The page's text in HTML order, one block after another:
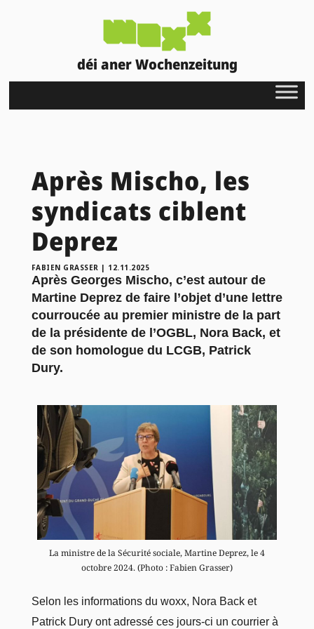
déi aner Wochenzeitung
Après Mischo, les
syndicats ciblent
Deprez
FABIEN GRASSER | 12.11.2025
Après Georges Mischo, c’est autour de
Martine Deprez de faire l’objet d’une lettre
courroucée au premier ministre de la part
de la présidente de l’OGBL, Nora Back, et
de son homologue du LCGB, Patrick
Dury.
La ministre de la Sécurité sociale, Martine Deprez, le 4
octobre 2024. (Photo : Fabien Grasser)
Selon les informations du woxx, Nora Back et
Patrick Dury ont adressé ces jours-ci un courrier à